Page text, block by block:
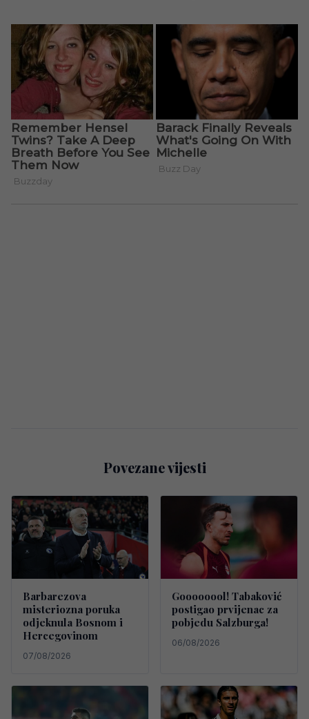
Povezane vijesti
Barbarezova
misteriozna poruka
odjeknula Bosnom i
Hercegovinom
07/08/2026
Goooooool! Tabaković
postigao prvijenac za
pobjedu Salzburga!
06/08/2026